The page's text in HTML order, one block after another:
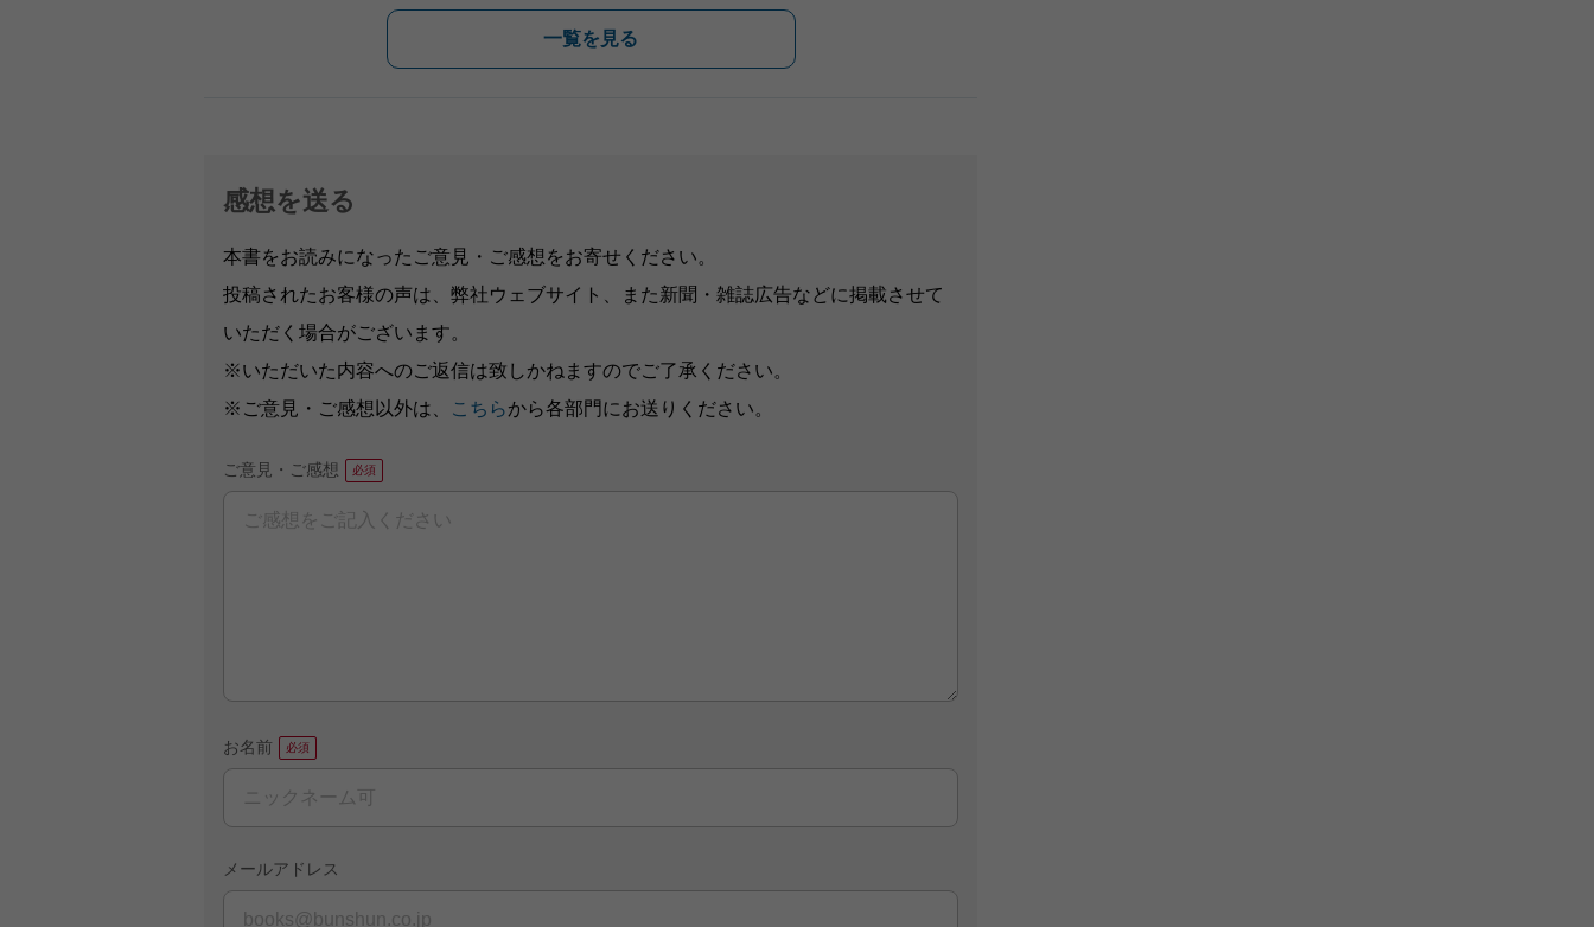
一覧を見る
感想を送る
本書をお読みになったご意見・ご感想をお寄せください。
投稿されたお客様の声は、弊社ウェブサイト、また新聞・雑誌広告などに掲載させて
いただく場合がございます。
※いただいた内容へのご返信は致しかねますのでご了承ください。
※ご意見・ご感想以外は、
こちらから各部門にお送りください。
ご意見・ご感想
お名前
メールアドレス